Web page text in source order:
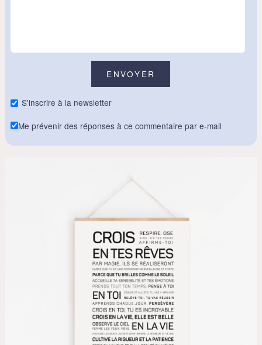
S'inscrire à la newsletter
Me prévenir des réponses à ce commentaire par e-mail